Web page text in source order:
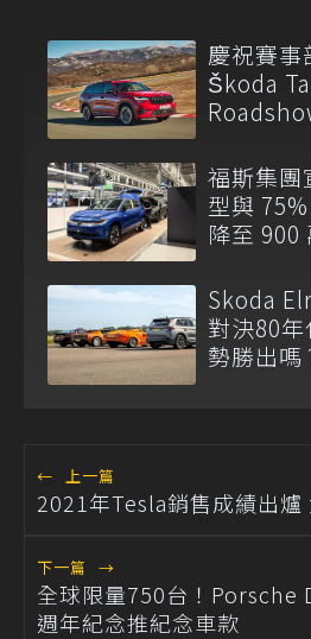
慶祝賽事
Škoda
福斯集團
型與
降至 900
Skoda
對決80
勢勝出嗎
← 上一篇
2021年Tesla銷售成績出爐
下一篇 →
全球限量750台！Porsche
週年紀念推紀念車款